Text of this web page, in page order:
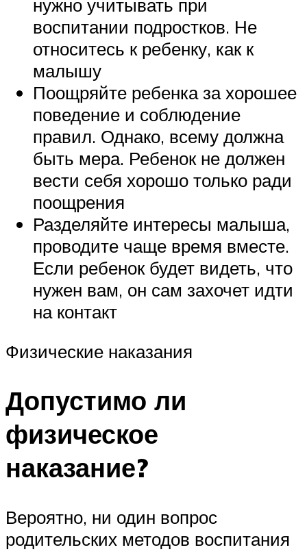
нужно учитывать при
воспитании подростков. Не
относитесь к ребенку, как к
малышу
Поощряйте ребенка за хорошее
поведение и соблюдение
правил. Однако, всему должна
быть мера. Ребенок не должен
вести себя хорошо только ради
поощрения
Разделяйте интересы малыша,
проводите чаще время вместе.
Если ребенок будет видеть, что
нужен вам, он сам захочет идти
на контакт
Физические наказания
Допустимо ли
физическое
наказание?
Вероятно, ни один вопрос
родительских методов воспитания